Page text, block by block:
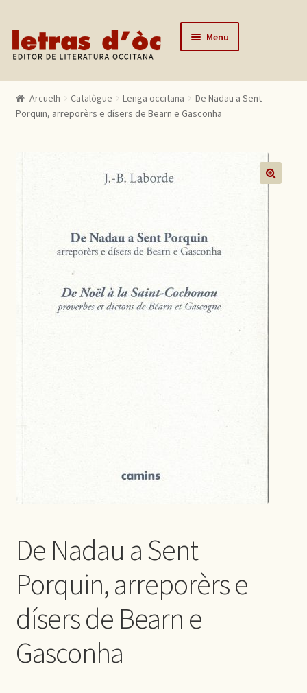
Skip to navigation
Skip to content Menu
Catalògue
Mon compte
Arcuelh Catalògue Lenga occitana
De Nadau a Sent
Porquin, arreporèrs e dísers de Bearn e Gasconha
De Nadau a Sent
Porquin, arreporèrs e
dísers de Bearn e
Gasconha